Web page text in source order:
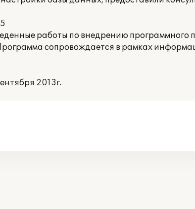
работы по внедрению программного
сопровождается в рамках
2013г.